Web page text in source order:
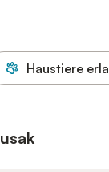
Haustiere